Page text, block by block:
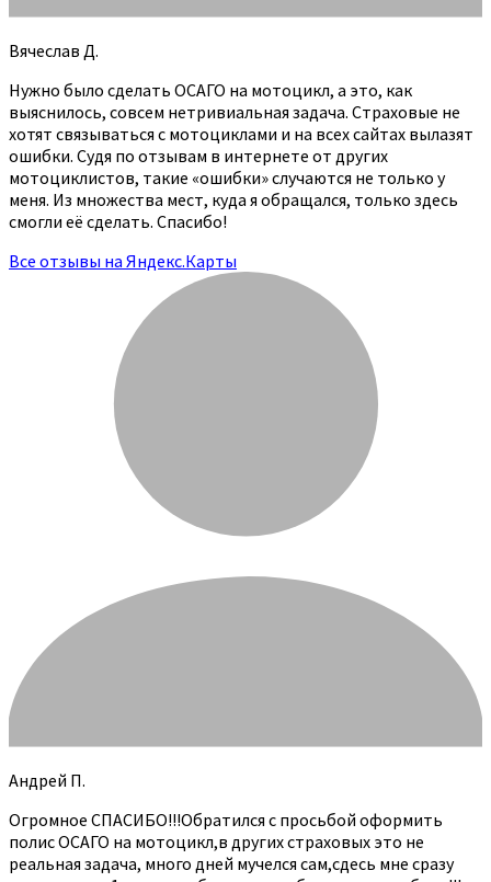
Вячеслав Д.
Нужно было сделать ОСАГО на мотоцикл, а это, как
выяснилось, совсем нетривиальная задача. Страховые не
хотят связываться с мотоциклами и на всех сайтах вылазят
ошибки. Судя по отзывам в интернете от других
мотоциклистов, такие «ошибки» случаются не только у
меня. Из множества мест, куда я обращался, только здесь
смогли её сделать. Спасибо!
Все отзывы на Яндекс.Карты
Андрей П.
Огромное СПАСИБО!!!Обратился с просьбой оформить
полис ОСАГО на мотоцикл,в других страховых это не
реальная задача, много дней мучелся сам,сдесь мне сразу